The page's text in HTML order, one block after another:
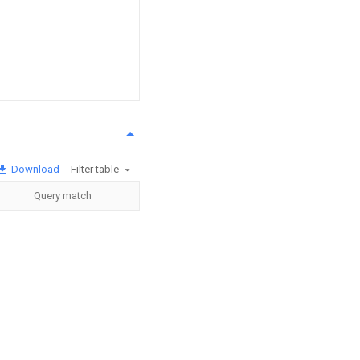
Download Filter table
Query match